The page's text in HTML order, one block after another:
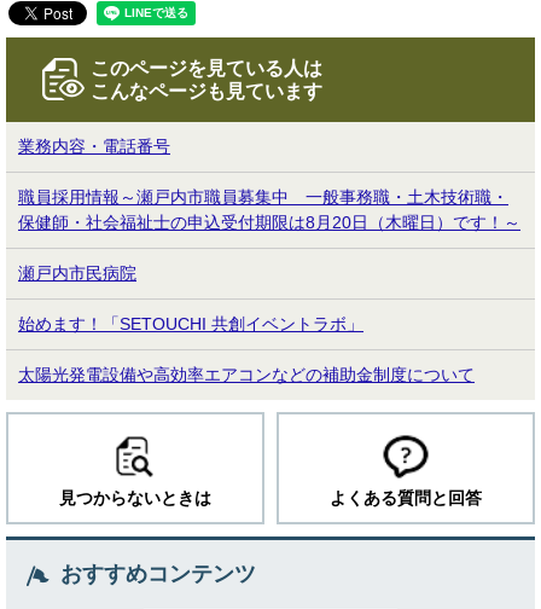
このページを見ている人は
こんなページも見ています
業務内容・電話番号
職員採用情報～瀬戸内市職員募集中 一般事務職・土木技術職・
保健師・社会福祉士の申込受付期限は8月20日（木曜日）です！～
瀬戸内市民病院
始めます！「SETOUCHI 共創イベントラボ」
太陽光発電設備や高効率エアコンなどの補助金制度について
見つからないときは よくある質問と回答
おすすめコンテンツ